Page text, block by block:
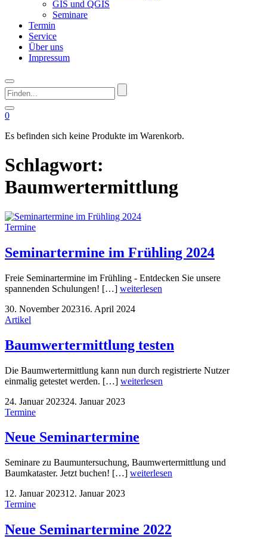
GIS und QGIS
Seminare
Termin
Service
Über uns
Impressum
Finden...
0
Es befinden sich keine Produkte im Warenkorb.
Schlagwort:
Baumwertermittlung
Termine
Seminartermine im Frühling 2024
Freie Seminartermine im Frühling - Entdecken Sie unsere
spannenden Schulungen! […] weiterlesen
30. November 202316. April 2024
Artikel
Baumwertermittlung testen
Die Baumwertermittlung kann nun durch registrierte Nutzer
einmalig getestet werden. […] weiterlesen
24. Januar 202324. Januar 2023
Termine
Neue Seminartermine
Seminare zu Baumuntersuchung, Baumwertermittlung und
Baumkataster. Jetzt buchen! […] weiterlesen
12. Januar 202312. Januar 2023
Termine
Neue Seminartermine 2022